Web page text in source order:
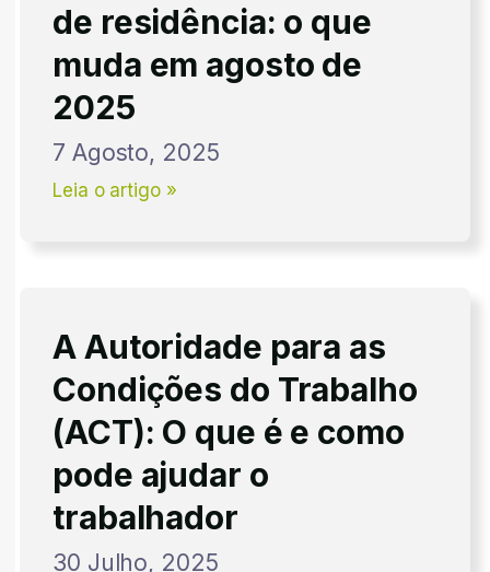
de residência: o que
muda em agosto de
2025
7 Agosto, 2025
Leia o artigo »
A Autoridade para as
Condições do Trabalho
(ACT): O que é e como
pode ajudar o
trabalhador
30 Julho, 2025